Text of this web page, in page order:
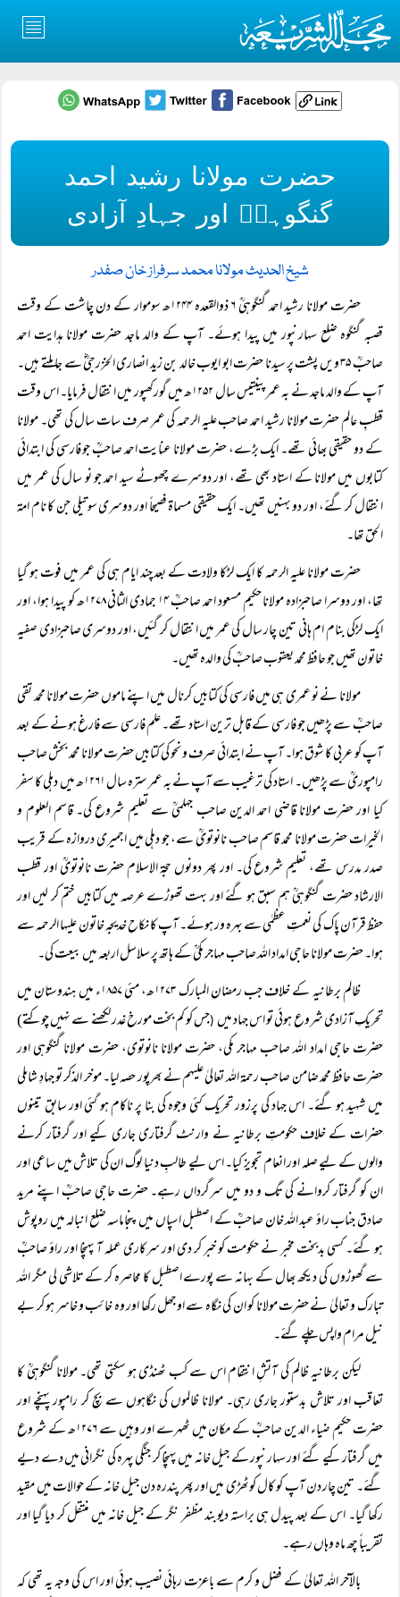
حضرت مولانا رشید احمد
گنگوہیؒ اور جہادِ آزادی
شیخ الحدیث مولانا محمد سرفراز خان صفدر
حضرت مولانا رشید احمد گنگوہیؒ ۶ ذوالقعدہ ۱۲۴۴ھ سوموار کے دن چاشت کے وقت
قصبہ گنگوہ ضلع سہارنپور میں پیدا ہوئے۔ آپ کے والد ماجد حضرت مولانا ہدایت احمد
صاحبؒ ۳۵ ویں پشت پر سیدنا حضرت ابو ایوب خالد بن زید انصاری الخزرجیؓ سے جا ملتے ہیں۔
آپ کے والد ماجد نے بہ عمر پینتیس سال ۱۲۵۲ھ میں گورکھپور میں انتقال فرمایا۔ اس وقت
قطبِ عالم حضرت مولانا رشید احمد صاحب علیہ الرحمہ کی عمر صرف سات سال کی تھی۔ مولانا
کے دو حقیقی بھائی تھے۔ ایک بڑے، حضرت مولانا عنایت احمد صاحبؒ جو فارسی کی ابتدائی
کتابوں میں مولانا کے استاد بھی تھے، اور دوسرے چھوٹے سید احمد جو نو سال کی عمر میں
انتقال کر گئے، اور دو بہنیں تھیں۔ ایک حقیقی مسماۃ فصیحاً اور دوسری سوتیلی جن کا نام امۃ
الحق تھا۔
حضرت مولانا علیہ الرحمہ کا ایک لڑکا ولادت کے بعد چند ایام ہی کی عمر میں فوت ہو گیا
تھا، اور دوسرا صاحبزادہ مولانا حکیم مسعود احمد صاحبؒ ۱۴ جمادی الثانی ۱۲۷۸ھ کو پیدا ہوا، اور
ایک لڑکی بنام ام ہانی تین چار سال کی عمر میں انتقال کر گئیں، اور دوسری صاحبزادی صفیہ
خاتون تھیں جو حافظ محمد یعقوب صاحبؒ کی والدہ تھیں۔
مولانا نے نو عمری ہی میں فارسی کی کتابیں کرنال میں اپنے ماموں حضرت مولانا محمد تقی
صاحبؒ سے پڑھیں جو فارسی کے قابل ترین استاد تھے۔ علم فارسی سے فارغ ہونے کے بعد
آپ کو عربی کا شوق ہوا۔ آپ نے ابتدائی صرف و نحو کی کتابیں حضرت مولانا محمد بخش صاحب
رامپوریؒ سے پڑھیں۔ استاد کی ترغیب سے آپ نے بہ عمر سترہ سال ۱۲۶۱ھ میں دہلی کا سفر
کیا اور حضرت مولانا قاضی احمد الدین صاحب جہلمیؒ سے تعلیم شروع کی۔ قاسم العلوم و
الخیرات حضرت مولانا محمد قاسم صاحب نانوتویؒ سے، جو دہلی میں اجمیری دروازہ کے قریب
صدر مدرس تھے، تعلیم شروع کی۔ اور پھر دونوں حجۃ الاسلام حضرت نانوتویؒ اور قطب
الارشاد حضرت گنگوہیؒ ہم سبق ہو گئے اور بہت تھوڑے عرصہ میں کتابیں ختم کر لیں اور
حفظ قرآن پاک کی نعمتِ عظمٰی سے بہرہ ور ہوئے۔ آپ کا نکاح خدیجہ خاتون علیہا الرحمہ سے
ہوا۔ حضرت مولانا حاجی امداد اللہ صاحب مہاجر مکیؒ کے ہاتھ پر سلاسل اربعہ میں بیعت کی۔
ظالم برطانیہ کے خلاف جب رمضان المبارک ۱۲۷۳ھ، مئی ۱۸۵۷ء میں ہندوستان میں
تحریکِ آزادی شروع ہوئی تو اس جہاد میں (جس کو کم بخت مورخ غدر لکھنے سے نہیں چوکتے)
حضرت حاجی امداد اللہ صاحب مہاجر مکی، حضرت مولانا نانوتوی، حضرت مولانا گنگوہی اور
حضرت حافظ محمد ضامن صاحب رحمۃ اللہ تعالیٰ علیہم نے بھرپور حصہ لیا۔ موخر الذکر تو جہادِ شاملی
میں شہید ہو گئے۔ اس جہاد کی پرزور تحریک کئی وجوہ کی بنا پر ناکام ہو گئی اور سابق تینوں
حضرات کے خلاف حکومتِ برطانیہ نے وارنٹ گرفتاری جاری کیے اور گرفتار کرنے
والوں کے لیے صلہ اور انعام تجویز کیا۔ اس لیے طالبِ دنیا لوگ ان کی تلاش میں ساعی اور
ان کو گرفتار کروانے کی تگ و دو میں سرگرداں رہے۔ حضرت حاجی صاحبؒ اپنے مرید
صادق جناب راؤ عبد اللہ خان صاحبؒ کے اصطبل اسپاں میں پنجاماسہ ضلع انبالہ میں روپوش
ہو گئے۔ کسی بدبخت مخبر نے حکومت کو خبر کر دی اور سرکاری عملہ آ پہنچا اور راؤ صاحبؒ
سے گھوڑوں کی دیکھ بھال کے بہانہ سے پورے اصطبل کا محاصرہ کر کے تلاشی لی مگر اللہ
تبارک و تعالیٰ نے حضرت مولانا کو ان کی نگاہ سے اوجھل رکھا اور وہ خائب و خاسر ہو کر بے
نیل مرام واپس چلے گئے۔
لیکن برطانیہ ظالم کی آتشِ انتقام اس سے کب ٹھنڈی ہو سکتی تھی۔ مولانا گنگوہیؒ کا
تعاقب اور تلاش بدستور جاری رہی۔ مولانا ظالموں کی نگاہوں سے بچ کر رامپور پہنچے اور
حضرت حکیم ضیاء الدین صاحبؒ کے مکان میں ٹھہرے اور وہیں سے ۱۲۷۶ھ کے شروع
میں گرفتار کیے گئے اور سہارنپور کے جیل خانہ میں پہنچا کر جنگی پہرہ کی نگرانی میں دے دیے
گئے۔ تین چار دن آپ کو کال کوٹھڑی میں اور پھر پندرہ دن جیل خانہ کے حوالات میں مقید
رکھا گیا۔ اس کے بعد پیدل ہی براستہ دیوبند مظفر نگر کے جیل خانہ میں منتقل کر دیا گیا اور
تقریباً چھ ماہ وہاں رہے۔
بالآخر اللہ تعالیٰ کے فضل و کرم سے باعزت رہائی نصیب ہوئی اور اس کی وجہ یہ تھی کہ